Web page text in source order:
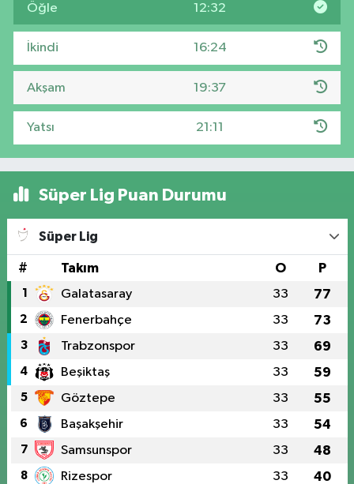
Öğle 12:32
İkindi 16:24
Akşam 19:37
Yatsı 21:11
Süper Lig Puan Durumu
Süper Lig
# Takım O P
1 Galatasaray 33 77
2 Fenerbahçe 33 73
3 Trabzonspor 33 69
4 Beşiktaş 33 59
5 Göztepe 33 55
6 Başakşehir 33 54
7 Samsunspor 33 48
8 Rizespor 33 40